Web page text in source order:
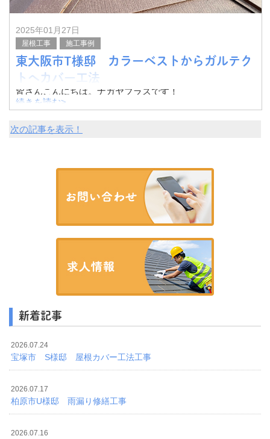
2025年01月27日
屋根工事 施工事例
東大阪市T様邸 カラーベストからガルテク
トへカバー工法
皆さんこんにちは。ナガヤプラスです！
今回は東大阪市T様邸にて、カラーベストからガルテクト
続きを読む>
次の記事を表示！
新着記事
2026.07.24
宝塚市 S様邸 屋根カバー工法工事
2026.07.17
柏原市U様邸 雨漏り修繕工事
2026.07.16